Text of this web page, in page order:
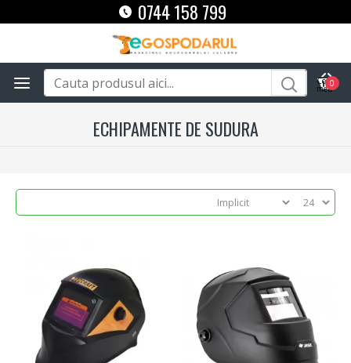
0744 158 799
0
ECHIPAMENTE DE SUDURA